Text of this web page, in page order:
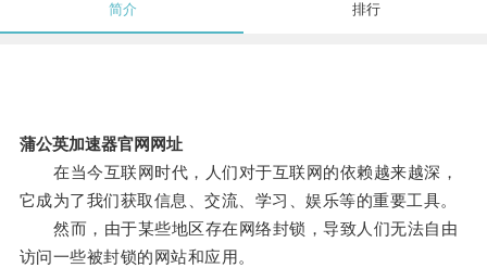
简介 排行
蒲公英加速器官网网址
在当今互联网时代，人们对于互联网的依赖越来越深，
它成为了我们获取信息、交流、学习、娱乐等的重要工具。
然而，由于某些地区存在网络封锁，导致人们无法自由
访问一些被封锁的网站和应用。